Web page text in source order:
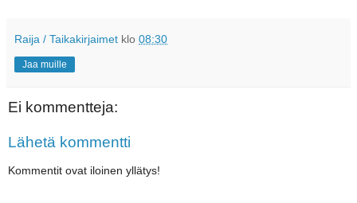
Raija / Taikakirjaimet klo 08:30
Jaa muille
Ei kommentteja:
Lähetä kommentti
Kommentit ovat iloinen yllätys!